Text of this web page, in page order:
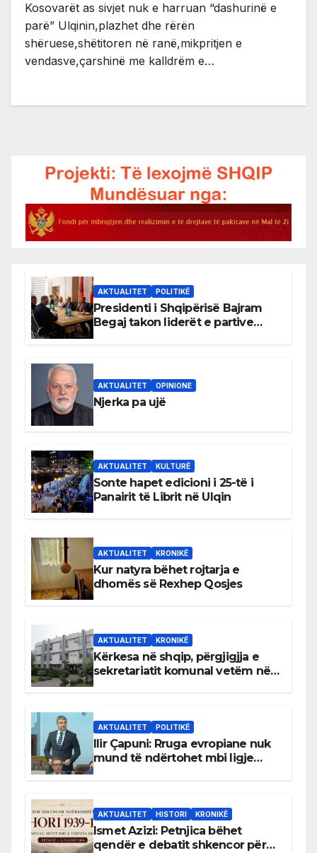
Kosovarët as sivjet nuk e harruan “dashurinë e
parë” Ulqinin,plazhet dhe rërën
shëruese,shëtitoren në ranë,mikpritjen e
vendasve,çarshinë me kalldrëm e…
AKTUALITET POLITIKË
Presidenti i Shqipërisë Bajram
Begaj takon liderët e partive
AKTUALITET OPINIONE
Njerka pa ujë
AKTUALITET KULTURË
Sonte hapet edicioni i 25-të i
Panairit të Librit në Ulqin
AKTUALITET KRONIKË
Kur natyra bëhet rojtarja e
dhomës së Rexhep Qosjes
AKTUALITET KRONIKË
Kërkesa në shqip, përgjigjja e
sekretariatit komunal vetëm në
AKTUALITET POLITIKË
Ilir Çapuni: Rruga evropiane nuk
mund të ndërtohet mbi ligje
AKTUALITET HISTORI KRONIKË
Ismet Azizi: Petnjica bëhet
qendër e debatit shkencor për